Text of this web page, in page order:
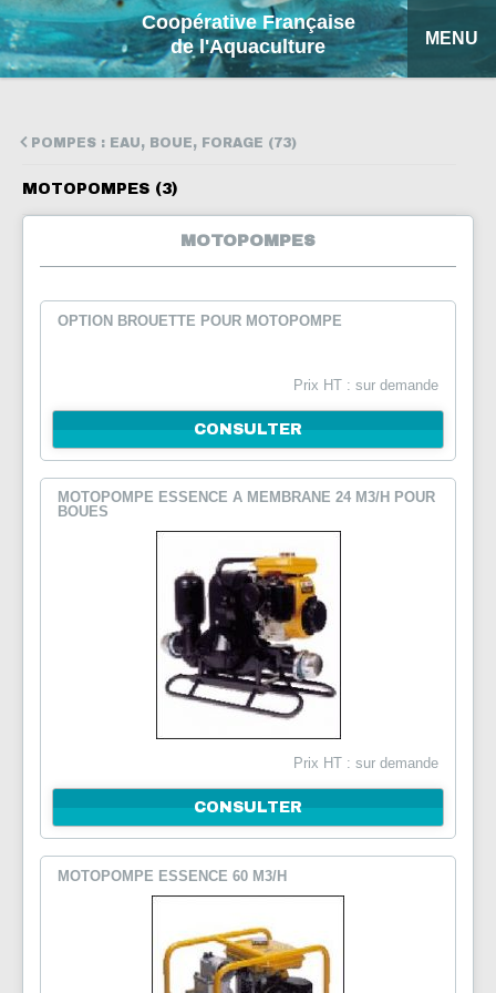
Coopérative Française
de l'Aquaculture
MENU
FICHES EXPLICATIVES
COFA
MON DEVIS
ESPAÑOL
NOUS CONTACTER
POMPES : EAU, BOUE, FORAGE (73)
MOTOPOMPES (3)
MOTOPOMPES
OPTION BROUETTE POUR MOTOPOMPE
Prix HT : sur demande
CONSULTER
MOTOPOMPE ESSENCE A MEMBRANE 24 M3/H POUR
BOUES
Prix HT : sur demande
CONSULTER
MOTOPOMPE ESSENCE 60 M3/H